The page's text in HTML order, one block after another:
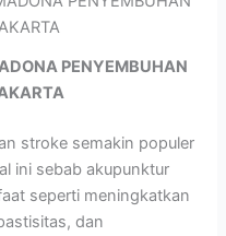
PENYEMBUHAN
stroke semakin populer
ini sebab akupunktur
seperti meningkatkan
dan